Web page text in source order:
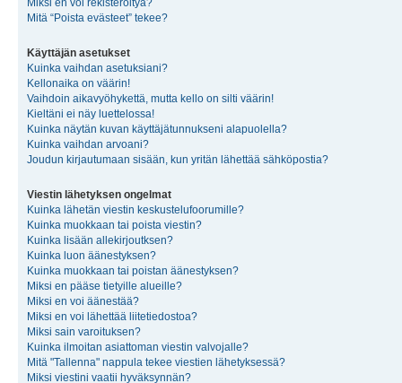
Mitä “Poista evästeet” tekee?
Käyttäjän asetukset
Kuinka vaihdan asetuksiani?
Kellonaika on väärin!
Vaihdoin aikavyöhykettä, mutta kello on silti väärin!
Kieltäni ei näy luettelossa!
Kuinka näytän kuvan käyttäjätunnukseni alapuolella?
Kuinka vaihdan arvoani?
Joudun kirjautumaan sisään, kun yritän lähettää sähköpostia?
Viestin lähetyksen ongelmat
Kuinka lähetän viestin keskustelufoorumille?
Kuinka muokkaan tai poista viestin?
Kuinka lisään allekirjoutksen?
Kuinka luon äänestyksen?
Kuinka muokkaan tai poistan äänestyksen?
Miksi en pääse tietyille alueille?
Miksi en voi äänestää?
Miksi en voi lähettää liitetiedostoa?
Miksi sain varoituksen?
Kuinka ilmoitan asiattoman viestin valvojalle?
Mitä "Tallenna" nappula tekee viestien lähetyksessä?
Miksi viestini vaatii hyväksynnän?